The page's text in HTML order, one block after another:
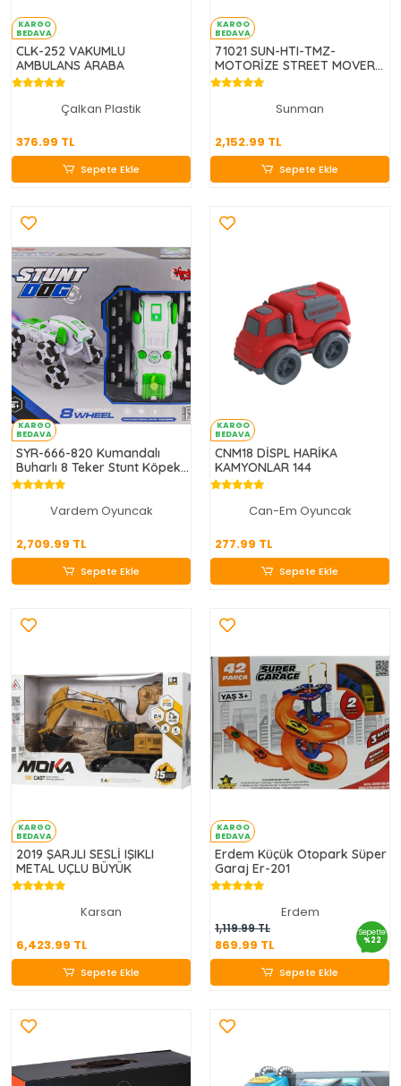
KARGO
BEDAVA
CLK-252 VAKUMLU
AMBULANS ARABA
Çalkan Plastik
376.99 TL
376.99 TL
Sepete Ekle
KARGO
BEDAVA
71021 SUN-HTI-TMZ-
MOTORİZE STREET MOVERZ
MOTOSİKLET SES IŞIK 2R
Sunman
2,152.99 TL
2,152.99 TL
Sepete Ekle
Sepete Ekle
KARGO
BEDAVA
SYR-666-820 Kumandalı
Buharlı 8 Teker Stunt Köpek
Araba -Vardem Oyuncak
Vardem Oyuncak
2,709.99 TL
2,709.99 TL
Sepete Ekle
Sepete Ekle
KARGO
BEDAVA
CNM18 DİSPL HARİKA
KAMYONLAR 144
Can-Em Oyuncak
277.99 TL
277.99 TL
Sepete Ekle
KARGO
BEDAVA
2019 ŞARJLI SESLİ IŞIKLI
METAL UÇLU BÜYÜK
Karsan
6,423.99 TL
6,423.99 TL
Sepete Ekle
Sepete Ekle
KARGO
BEDAVA
Erdem Küçük Otopark Süper
Garaj Er-201
Erdem
1,119.99 TL
869.99 TL
Sepette
%22
869.99 TL
Sepete Ekle